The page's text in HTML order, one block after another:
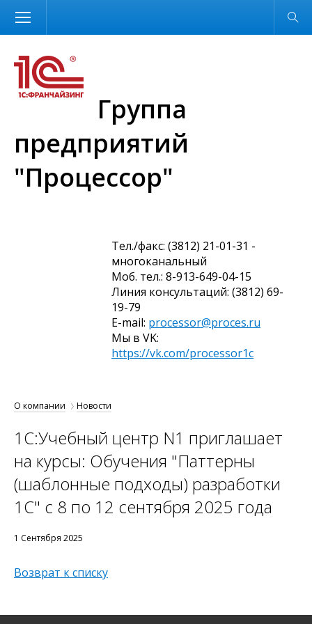
Размер шрифта Обычная версия
Группа
предприятий
"Процессор"
Тел./факс: (3812) 21-01-31 -
многоканальный
Моб. тел.: 8-913-649-04-15
Линия консультаций: (3812) 69-
19-79
E-mail: processor@proces.ru
Мы в VK:
https://vk.com/processor1c
О компании Новости
1С:Учебный центр N1 приглашает
на курсы: Обучения "Паттерны
(шаблонные подходы) разработки
1С" с 8 по 12 сентября 2025 года
1 Сентября 2025
Возврат к списку